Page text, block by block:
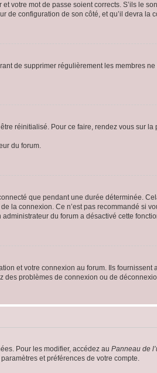
votre mot de passe soient corrects. S’ils le
de configuration de son côté, et qu’il devra la
de supprimer régulièrement les membres
réinitialisé. Pour ce faire, rendez vous sur
du forum.
que pendant une durée déterminée.
de la connexion. Ce n’est pas recommandé si
du forum a désactivé cette
et votre connexion au forum. Ils
problèmes de connexion ou de
Pour les modifier, accédez au Panneau de
et préférences de votre compte.